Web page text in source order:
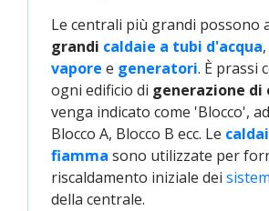
Le centrali più grandi possono
grandi caldaie a tubi d'acqua,
vapore e generatori. È prassi
ogni edificio di generazione di
venga indicato come 'Blocco',
Blocco A, Blocco B ecc. Le
fiamma sono utilizzate per
riscaldamento iniziale dei
della centrale.